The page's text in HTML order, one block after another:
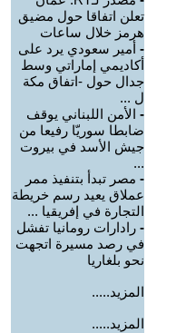
تعلن اتفاقا حول مضيق
هرمز خلال ساعات
- أمير سعودي يرد على
أكاديمي إماراتي وسط
جدال حول -اتفاق مكة
ل ...
- الأمن اللبناني يوقف
ضابطا سوريّا رفيعا من
جيش الأسد في بيروت
...
- مصر تبدأ بتنفيذ ممر
عملاق يعيد رسم خريطة
التجارة في إفريقيا ...
- رادارات رومانيا تفشل
في رصد مسيرة اتجهت
نحو بلغاريا
المزيد.....
المزيد.....